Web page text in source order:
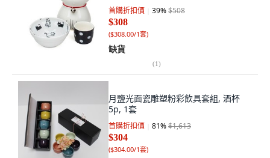
首購折扣價 39%$508
$308
($308.00/1套)
缺貨
(1)
月鹽光面瓷雕塑粉彩飲具套組, 酒杯
5p, 1套
首購折扣價 81%$1,613
$304
($304.00/1套)